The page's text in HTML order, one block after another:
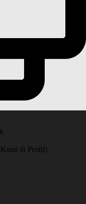
di Profil)